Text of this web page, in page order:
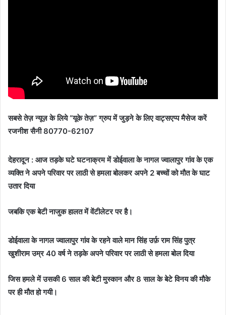
सबसे तेज़ न्यूज़ के लिये “यूके तेज़” ग्रुप में जुड़ने के लिए वाट्सएप्प मैसेज करें
रजनीश सैनी 80770-62107
देहरादून : आज तड़के घटे घटनाक्रम में डोईवाला के नागल ज्वालापुर गांव के एक
व्यक्ति ने अपने परिवार पर लाठी से हमला बोलकर अपने 2 बच्चों को मौत के घाट
उतार दिया
जबकि एक बेटी नाजुक हालत में वेंटीलेटर पर है।
डोईवाला के नागल ज्वालापुर गांव के रहने वाले मान सिंह उर्फ़ राम सिंह पुत्र
खुशीराम उम्र 40 वर्ष ने तड़के अपने परिवार पर लाठी से हमला बोल दिया
जिस हमले में उसकी 6 साल की बेटी मुस्कान और 8 साल के बेटे विनय की मौके
पर ही मौत हो गयी।